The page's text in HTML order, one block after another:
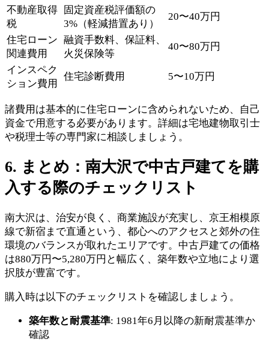
不動産取得
税
固定資産税評価額の
3%（軽減措置あり）
20〜40万円
住宅ローン
関連費用
融資手数料、保証料、
火災保険等
40〜80万円
インスペク
ション費用
住宅診断費用 5〜10万円
諸費用は基本的に住宅ローンに含められないため、自己
資金で用意する必要があります。詳細は宅地建物取引士
や税理士等の専門家に相談しましょう。
6. まとめ：南大沢で中古戸建てを購
入する際のチェックリスト
南大沢は、治安が良く、商業施設が充実し、京王相模原
線で新宿まで直通という、都心へのアクセスと郊外の住
環境のバランスが取れたエリアです。中古戸建ての価格
は880万円〜5,280万円と幅広く、築年数や立地により選
択肢が豊富です。
購入時は以下のチェックリストを確認しましょう。
築年数と耐震基準: 1981年6月以降の新耐震基準か
確認